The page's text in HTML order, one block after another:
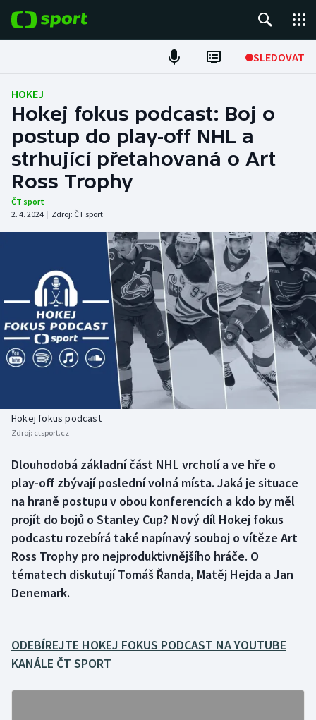
SLEDOVAT
Fotbal
Hokej
Tenis
Atletika
Americký fotbal
Baseball a softbal
Basketbal
Boby a skeleton
Box
Curling
Dostihy
Florbal
Futsal
Gymnastika
NEPŘEHLÉDNĚTE
Soutěže
Historické návraty
AZ kvíz
HOKEJ
Hokej fokus podcast: Boj o
postup do play-off NHL a
strhující přetahovaná o Art
Ross Trophy
ČT sport
2. 4. 2024 | Zdroj: ČT sport
Hokej fokus podcast
Zdroj: ctsport.cz
Dlouhodobá základní část NHL vrcholí a ve hře o
play-off zbývají poslední volná místa. Jaká je situace
na hraně postupu v obou konferencích a kdo by měl
projít do bojů o Stanley Cup? Nový díl Hokej fokus
podcastu rozebírá také napínavý souboj o vítěze Art
Ross Trophy pro nejproduktivnějšího hráče. O
tématech diskutují Tomáš Řanda, Matěj Hejda a Jan
Denemark.
ODEBÍREJTE HOKEJ FOKUS PODCAST NA YOUTUBE
KANÁLE ČT SPORT